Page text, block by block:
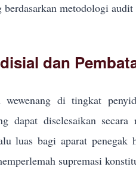
metodologi audit
dan
wewenang di tingkat
dapat diselesaikan
luas bagi aparat penegak
supremasi